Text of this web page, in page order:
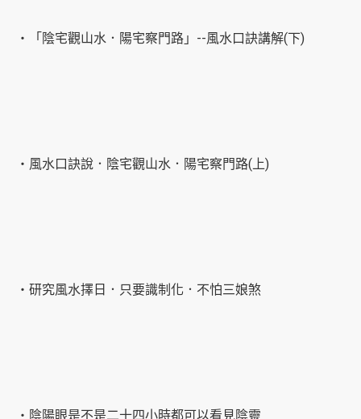
‧「陰宅觀山水．陽宅察門路」--風水口訣講解(下)
‧風水口訣說．陰宅觀山水．陽宅察門路(上)
‧研究風水擇日．只要識制化．不怕三娘煞
‧陰陽眼是不是二十四小時都可以看見陰靈